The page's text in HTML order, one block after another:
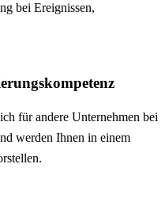
bei Ereignissen,
für andere Unternehmen bei
werden Ihnen in einem